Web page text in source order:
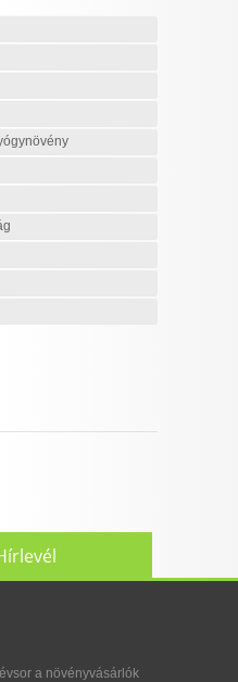
a növényvásárlók